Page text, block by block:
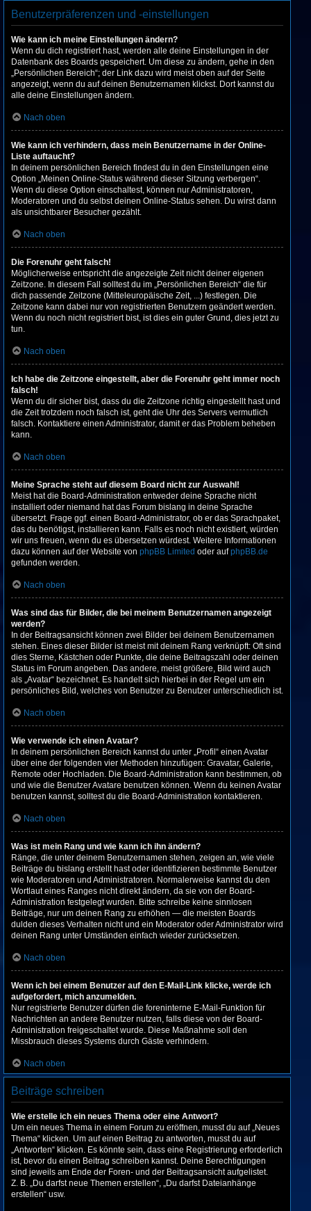
Benutzerpräferenzen und -einstellungen
Wie kann ich meine Einstellungen ändern?
Wenn du dich registriert hast, werden alle deine Einstellungen in der
Datenbank des Boards gespeichert. Um diese zu ändern, gehe in den
„Persönlichen Bereich“; der Link dazu wird meist oben auf der Seite
angezeigt, wenn du auf deinen Benutzernamen klickst. Dort kannst du
alle deine Einstellungen ändern.
Nach oben
Wie kann ich verhindern, dass mein Benutzername in der Online-
Liste auftaucht?
In deinem persönlichen Bereich findest du in den Einstellungen eine
Option „Meinen Online-Status während dieser Sitzung verbergen“.
Wenn du diese Option einschaltest, können nur Administratoren,
Moderatoren und du selbst deinen Online-Status sehen. Du wirst dann
als unsichtbarer Besucher gezählt.
Nach oben
Die Forenuhr geht falsch!
Möglicherweise entspricht die angezeigte Zeit nicht deiner eigenen
Zeitzone. In diesem Fall solltest du im „Persönlichen Bereich“ die für
dich passende Zeitzone (Mitteleuropäische Zeit, ...) festlegen. Die
Zeitzone kann dabei nur von registrierten Benutzern geändert werden.
Wenn du noch nicht registriert bist, ist dies ein guter Grund, dies jetzt zu
tun.
Nach oben
Ich habe die Zeitzone eingestellt, aber die Forenuhr geht immer noch
falsch!
Wenn du dir sicher bist, dass du die Zeitzone richtig eingestellt hast und
die Zeit trotzdem noch falsch ist, geht die Uhr des Servers vermutlich
falsch. Kontaktiere einen Administrator, damit er das Problem beheben
kann.
Nach oben
Meine Sprache steht auf diesem Board nicht zur Auswahl!
Meist hat die Board-Administration entweder deine Sprache nicht
installiert oder niemand hat das Forum bislang in deine Sprache
übersetzt. Frage ggf. einen Board-Administrator, ob er das Sprachpaket,
das du benötigst, installieren kann. Falls es noch nicht existiert, würden
wir uns freuen, wenn du es übersetzen würdest. Weitere Informationen
dazu können auf der Website von phpBB Limited oder aufphpBB.de
gefunden werden.
Nach oben
Was sind das für Bilder, die bei meinem Benutzernamen angezeigt
werden?
In der Beitragsansicht können zwei Bilder bei deinem Benutzernamen
stehen. Eines dieser Bilder ist meist mit deinem Rang verknüpft: Oft sind
dies Sterne, Kästchen oder Punkte, die deine Beitragszahl oder deinen
Status im Forum angeben. Das andere, meist größere, Bild wird auch
als „Avatar“ bezeichnet. Es handelt sich hierbei in der Regel um ein
persönliches Bild, welches von Benutzer zu Benutzer unterschiedlich ist.
Nach oben
Wie verwende ich einen Avatar?
In deinem persönlichen Bereich kannst du unter „Profil“ einen Avatar
über eine der folgenden vier Methoden hinzufügen: Gravatar, Galerie,
Remote oder Hochladen. Die Board-Administration kann bestimmen, ob
und wie die Benutzer Avatare benutzen können. Wenn du keinen Avatar
benutzen kannst, solltest du die Board-Administration kontaktieren.
Nach oben
Was ist mein Rang und wie kann ich ihn ändern?
Ränge, die unter deinem Benutzernamen stehen, zeigen an, wie viele
Beiträge du bislang erstellt hast oder identifizieren bestimmte Benutzer
wie Moderatoren und Administratoren. Normalerweise kannst du den
Wortlaut eines Ranges nicht direkt ändern, da sie von der Board-
Administration festgelegt wurden. Bitte schreibe keine sinnlosen
Beiträge, nur um deinen Rang zu erhöhen — die meisten Boards
dulden dieses Verhalten nicht und ein Moderator oder Administrator wird
deinen Rang unter Umständen einfach wieder zurücksetzen.
Nach oben
Wenn ich bei einem Benutzer auf den E-Mail-Link klicke, werde ich
aufgefordert, mich anzumelden.
Nur registrierte Benutzer dürfen die foreninterne E-Mail-Funktion für
Nachrichten an andere Benutzer nutzen, falls diese von der Board-
Administration freigeschaltet wurde. Diese Maßnahme soll den
Missbrauch dieses Systems durch Gäste verhindern.
Nach oben
Beiträge schreiben
Wie erstelle ich ein neues Thema oder eine Antwort?
Um ein neues Thema in einem Forum zu eröffnen, musst du auf „Neues
Thema“ klicken. Um auf einen Beitrag zu antworten, musst du auf
„Antworten“ klicken. Es könnte sein, dass eine Registrierung erforderlich
ist, bevor du einen Beitrag schreiben kannst. Deine Berechtigungen
sind jeweils am Ende der Foren- und der Beitragsansicht aufgelistet.
Z. B. „Du darfst neue Themen erstellen“, „Du darfst Dateianhänge
erstellen“ usw.